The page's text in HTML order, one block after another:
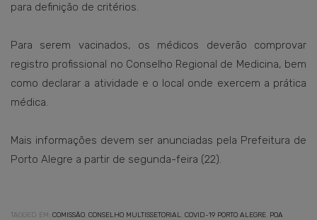
para definição de critérios.
Para serem vacinados, os médicos deverão comprovar
registro profissional no Conselho Regional de Medicina, bem
como declarar a atividade e o local onde exercem a prática
médica.
Mais informações devem ser anunciadas pela Prefeitura de
Porto Alegre a partir de segunda-feira (22).
TAGGED EM: COMISSÃO CONSELHO MULTISSETORIAL COVID-19 PORTO ALEGRE POA